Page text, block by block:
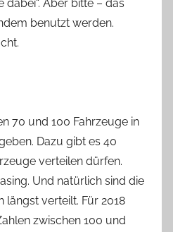
Aber bitte – das
benutzt werden.
70 und 100 Fahrzeuge in
Dazu gibt es 40
verteilen dürfen.
Und natürlich sind die
längst verteilt. Für 2018
zwischen 100 und